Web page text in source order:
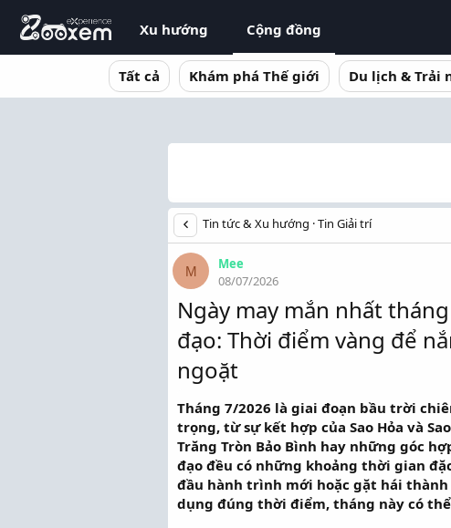
Xu hướng Cộng đồng
Tất cả Khám phá Thế giới Du lịch & Trải
Tin tức & Xu hướng Tin Giải trí
M
Mee
08/07/2026
Ngày may mắn nhất
đạo: Thời điểm vàng để
ngoặt
Tháng 7/2026 là giai đoạn bầu trời
trọng, từ sự kết hợp của Sao Hỏa và
Trăng Tròn Bảo Bình hay những góc
đạo đều có những khoảng thời gian
đầu hành trình mới hoặc gặt hái
dụng đúng thời điểm, tháng này có